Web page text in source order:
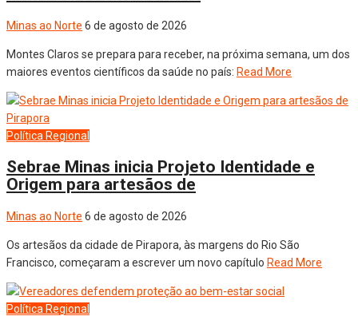
Minas ao Norte 6 de agosto de 2026
Montes Claros se prepara para receber, na próxima semana, um dos
maiores eventos científicos da saúde no país: Read More
Política Regional
Sebrae Minas inicia Projeto Identidade e
Origem para artesãos de
Minas ao Norte 6 de agosto de 2026
Os artesãos da cidade de Pirapora, às margens do Rio São
Francisco, começaram a escrever um novo capítulo Read More
Política Regional